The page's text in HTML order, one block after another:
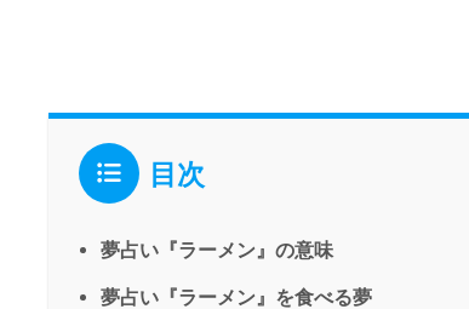
目次
夢占い『ラーメン』の意味
夢占い『ラーメン』を食べる夢